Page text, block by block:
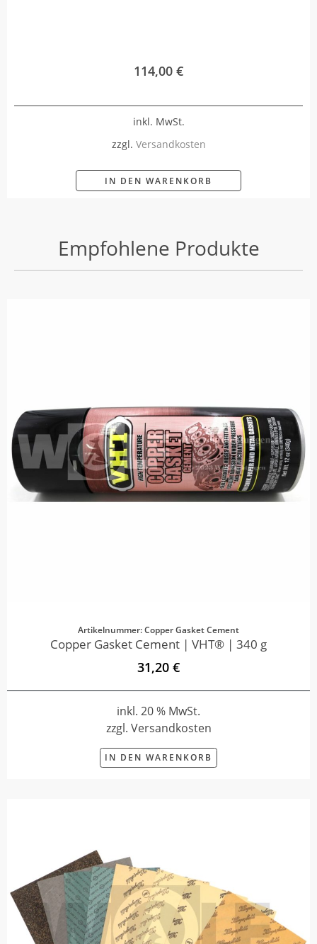
114,00 €
inkl. MwSt.
zzgl. Versandkosten
IN DEN WARENKORB
Empfohlene Produkte
Artikelnummer: Copper Gasket Cement
Copper Gasket Cement | VHT® | 340 g
31,20 €
inkl. 20 % MwSt.
zzgl. Versandkosten
IN DEN WARENKORB